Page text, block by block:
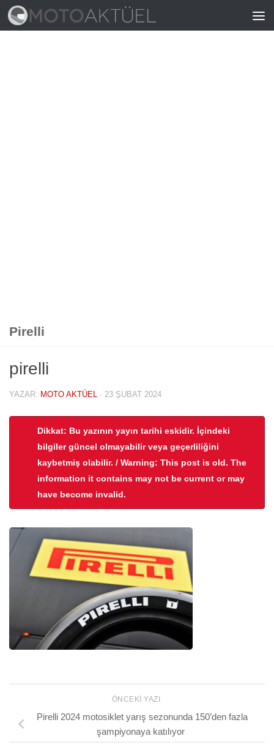
Skip to content
Pirelli
pirelli
YAZAR: MOTO AKTÜEL · 23 ŞUBAT 2024
Dikkat: Bu yazının yayın tarihi eskidir. İçindeki
bilgiler güncel olmayabilir veya geçerliliğini
kaybetmiş olabilir. / Warning: This post is old. The
information it contains may not be current or may
have become invalid.
ÖNCEKI YAZI
Pirelli 2024 motosiklet yarış sezonunda 150’den fazla
şampiyonaya katılıyor